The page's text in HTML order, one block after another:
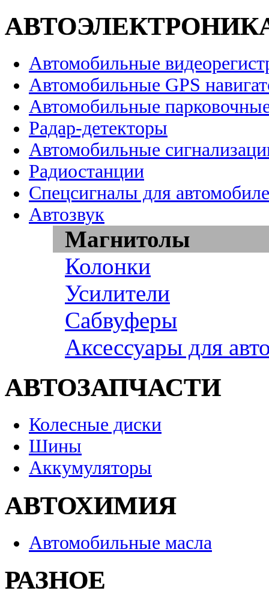
Автомобильные
Автомобильные GPS
Автомобильные
Радар-детекторы
Автомобильные
Радиостанции
Спецсигналы для
Автозвук
Магнитолы
Колонки
Усилители
Сабвуферы
Аксессуары для
АВТОЗАПЧАСТИ
Колесные диски
Шины
Аккумуляторы
АВТОХИМИЯ
Автомобильные масла
РАЗНОЕ